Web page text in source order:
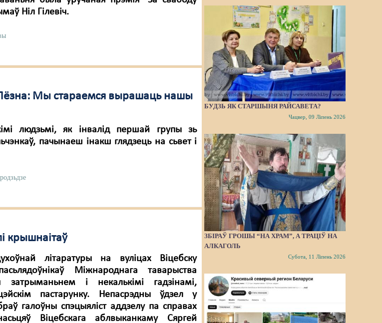
Ніл Гілевіч.
Лёзна: Мы стараемся вырашаць нашы
людзьмі, як інвалід першай групы зь
пачынаеш інакш глядзець на сьвет і
крышнаітаў
літаратуры на вуліцах Віцебску
Міжнароднага таварыства
і некалькімі гадзінамі,
пастарунку. Непасрэдны ўдзел у
галоўны спэцыяліст аддзелу па справах
Віцебскага аблвыканкаму Сяргей
БУДЗЬ ЯК СТАРШЫНЯ РАЙСАВЕТА?
Чацвер, 09 Ліпень 2026
ЗБІРАЎ ГРОШЫ “НА ХРАМ”, А ТРАЦІЎ НА
АЛКАГОЛЬ
Субота, 11 Ліпень 2026